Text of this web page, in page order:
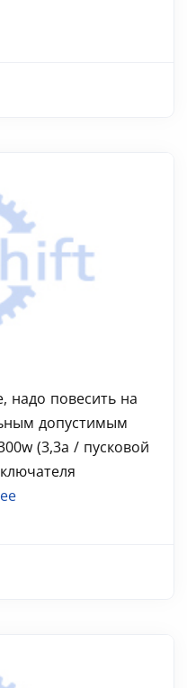
надо повесить на
допустимым
(3,3а / пусковой